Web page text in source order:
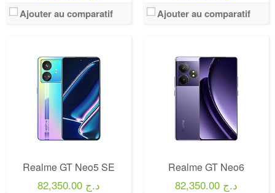
Ajouter au comparatif Ajouter au comparatif
Realme GT Neo5 SE
82,350.00 د.ج
Realme GT Neo6
82,350.00 د.ج